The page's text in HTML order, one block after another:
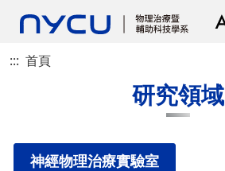
::: 首頁
研究領域
神經物理治療實驗室